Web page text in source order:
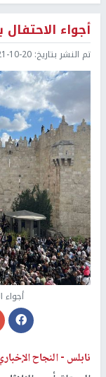
أجواء
تم النشر بتاريخ: 20 11:40
نابلس -النجاح